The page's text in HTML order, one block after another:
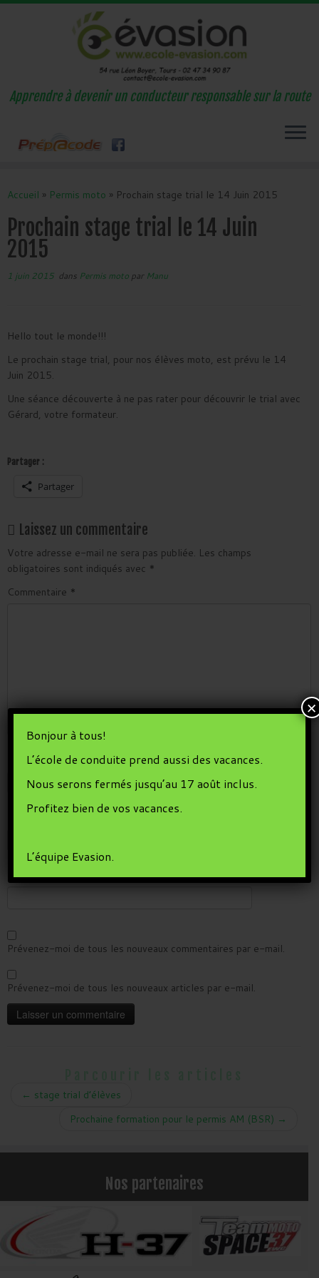
au
Apprendre à devenir un conducteur responsable sur la route
Accueil » Permis moto » Prochain stage trial le 14 Juin 2015
Prochain stage trial le 14 Juin
2015
1 juin 2015 dans Permis moto par Manu
Hello tout le monde!!!
Le prochain stage trial, pour nos élèves moto, est prévu le 14
Juin 2015.
Une séance découverte à ne pas rater pour découvrir le trial avec
Gérard, votre formateur.
Partager :
Partager
Laissez un commentaire
Votre adresse e-mail ne sera pas publiée. Les champs
obligatoires sont indiqués avec *
Commentaire *
Nom*
Site web
Prévenez-moi de tous les nouveaux commentaires par e-mail.
Prévenez-moi de tous les nouveaux articles par e-mail.
← stage trial d’élèves
Prochaine formation pour le permis AM (BSR) →
Nos partenaires
Bonjour à tous!
L’école de conduite prend aussi des vacances.
Nous serons fermés jusqu’au 17 août inclus.
Profitez bien de vos vacances.
L’équipe Evasion.
×